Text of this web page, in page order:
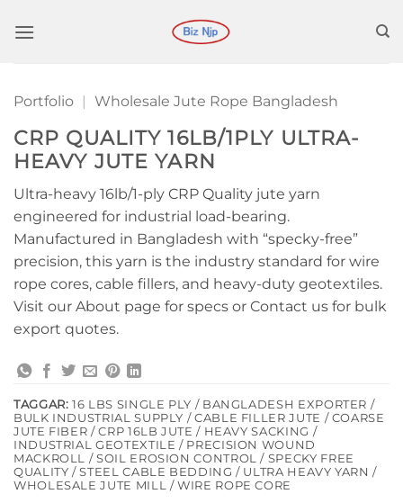
till
Portfolio | Wholesale Jute Rope Bangladesh
CRP QUALITY 16LB/1PLY ULTRA-
HEAVY JUTE YARN
Ultra-heavy 16lb/1-ply CRP Quality jute yarn
engineered for industrial load-bearing.
Manufactured in Bangladesh with “specky-free”
precision, this yarn is the industry standard for wire
rope cores, cable fillers, and heavy-duty geotextiles.
Visit our About page for specs or Contact us for bulk
export quotes.
TAGGAR: 16 LBS SINGLE PLY / BANGLADESH EXPORTER /
BULK INDUSTRIAL SUPPLY / CABLE FILLER JUTE / COARSE
JUTE FIBER / CRP 16LB JUTE / HEAVY SACKING /
INDUSTRIAL GEOTEXTILE / PRECISION WOUND
MACKROLL / SOIL EROSION CONTROL / SPECKY FREE
QUALITY / STEEL CABLE BEDDING / ULTRA HEAVY YARN /
WHOLESALE JUTE MILL / WIRE ROPE CORE